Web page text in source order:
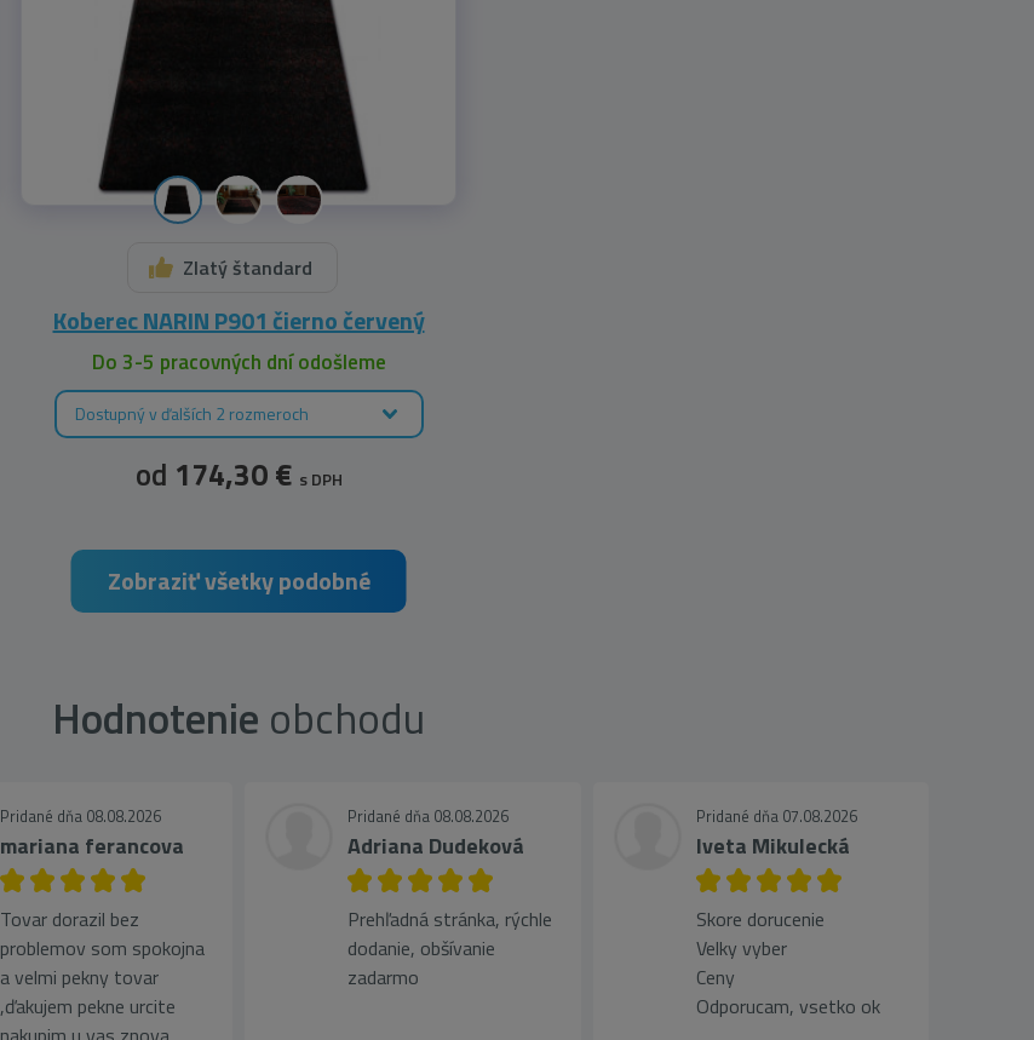
Zlatý štandard
Koberec NARIN P901 čierno červený
Do 3-5 pracovných dní odošleme
Dostupný v ďalších 2 rozmeroch
od 174,30 € s DPH
Zobraziť všetky podobné
Hodnotenie obchodu
Pridané dňa 08.08.2026
mariana ferancova
Tovar dorazil bez
problemov som spokojna
a velmi pekny tovar
,ďakujem pekne urcite
Pridané dňa 08.08.2026
Adriana Dudeková
Prehľadná stránka, rýchle
dodanie, obšívanie
zadarmo
Pridané dňa 07.08.2026
Iveta Mikulecká
Skore dorucenie
Velky vyber
Ceny
Odporucam, vsetko ok